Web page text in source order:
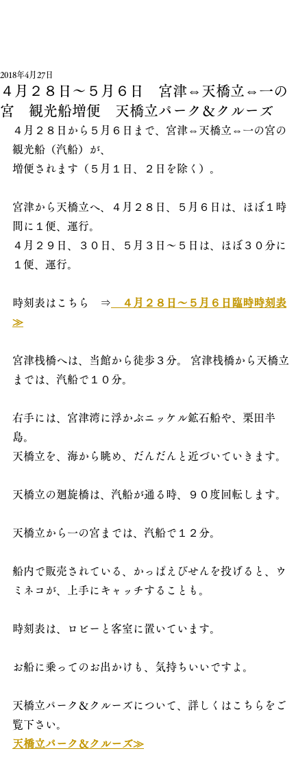
４月２８日～５月６日 宮津⇔天橋立⇔一の
宮 観光船増便 天橋立パーク＆クルーズ
2018年4月27日
４月２８日から５月６日まで、宮津⇔天橋立⇔一の宮の
観光船（汽船）が、
増便されます（５月１日、２日を除く）。
宮津から天橋立へ、４月２８日、５月６日は、ほぼ１時
間に１便、運行。
４月２９日、３０日、５月３日～５日は、ほぼ３０分に
１便、運行。
時刻表はこちら　⇒
４月２８日～５月６日臨時時刻表
≫
宮津桟橋へは、当館から徒歩３分。 宮津桟橋から天橋立
までは、汽船で１０分。
右手には、宮津湾に浮かぶニッケル鉱石船や、栗田半
島。
天橋立を、海から眺め、だんだんと近づいていきます。
天橋立の廻旋橋は、汽船が通る時、９０度回転します。
天橋立から一の宮までは、汽船で１２分。
船内で販売されている、かっぱえびせんを投げると、ウ
ミネコが、上手にキャッチすることも。
時刻表は、ロビーと客室に置いています。
お船に乗ってのお出かけも、気持ちいいですよ。
天橋立パーク＆クルーズについて、詳しくはこちらをご
覧下さい。
天橋立パーク＆クルーズ≫